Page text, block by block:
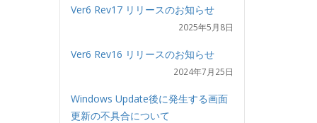
Ver6 Rev17 リリースのお知らせ
2025年5月8日
Ver6 Rev16 リリースのお知らせ
2024年7月25日
Windows Update後に発生する画面
更新の不具合について